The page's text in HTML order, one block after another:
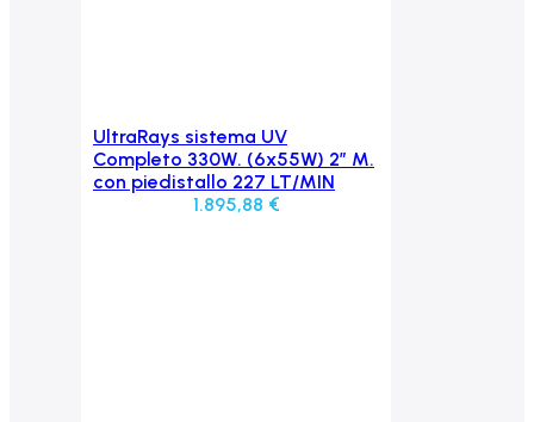
Aggiungi al carrello
UltraRays sistema UV
Completo 330W. (6x55W) 2″ M.
con piedistallo 227 LT/MIN
1.895,88 €